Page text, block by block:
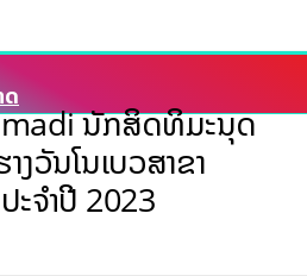
ດ
ນັກສິດທິມະນຸດ
ງວັນໂນເບວສາຂາ
ຈຳປີ 2023